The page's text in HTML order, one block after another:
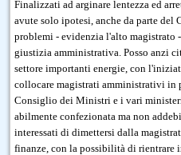
Finalizzati ad arginare lentezza ed
avute solo ipotesi, anche da parte
problemi - evidenzia l'alto magistrato
giustizia amministrativa. Posso anzi
settore importanti energie, con
collocare magistrati amministrativi in
Consiglio dei Ministri e i vari
abilmente confezionata ma non
interessati di dimettersi dalla
finanze, con la possibilità di rientrare